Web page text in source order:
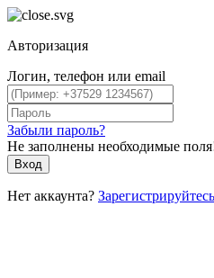
Авторизация
Логин, телефон или email
Забыли пароль?
Не заполнены необходимые
Вход
Нет аккаунта? Зарегистрируйтесь